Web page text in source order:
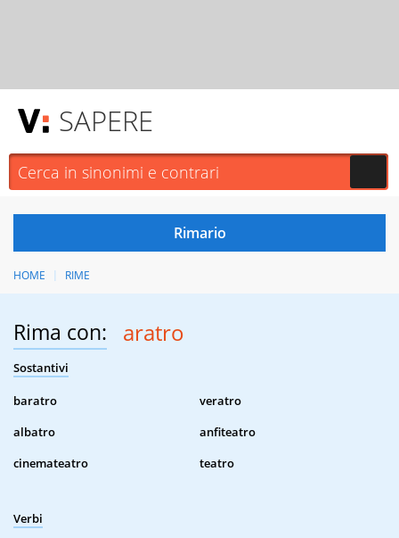
SAPERE
HOME RIME
Rima con: aratro
Sostantivi
baratro
veratro
albatro
anfiteatro
cinemateatro
teatro
Verbi